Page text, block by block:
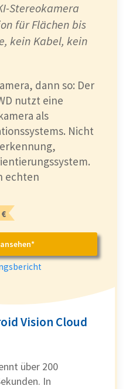
Stereokamera
für Flächen bis
kein Kabel, kein
dann so: Der
nutzt eine
als
Nicht
echten
Vision Cloud
über 200
In